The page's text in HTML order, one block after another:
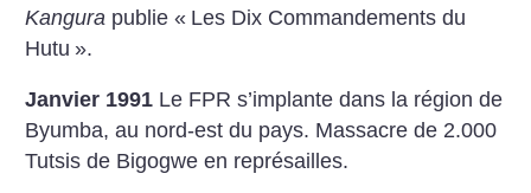
Kangura publie « Les Dix Commandements du
Hutu ».
Janvier 1991 Le FPR s’implante dans la région de
Byumba, au nord-est du pays. Massacre de 2.000
Tutsis de Bigogwe en représailles.